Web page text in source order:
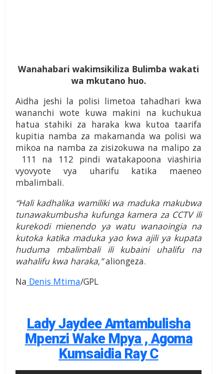
Wanahabari wakimsikiliza Bulimba wakati
wa mkutano huo.
Aidha jeshi la polisi limetoa tahadhari kwa
wananchi wote kuwa makini na kuchukua
hatua stahiki za haraka kwa kutoa taarifa
kupitia namba za makamanda wa polisi wa
mikoa na namba za zisizokuwa na malipo za
111 na 112 pindi watakapoona viashiria
vyovyote vya uharifu katika maeneo
mbalimbali.
“Hali kadhalika wamiliki wa maduka makubwa
tunawakumbusha kufunga kamera za CCTV ili
kurekodi mienendo ya watu wanaoingia na
kutoka katika maduka yao kwa ajili ya kupata
huduma mbalimbali ili kubaini uhalifu na
wahalifu kwa haraka,”aliongeza.
Na Denis Mtima/GPL
Lady Jaydee Amtambulisha
Mpenzi Wake Mpya , Agoma
Kumsaidia Ray C